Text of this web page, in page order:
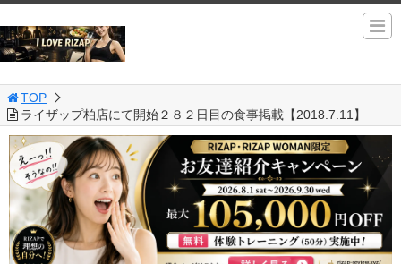
TOP
ライザップ柏店にて開始２８２日目の食事掲載【2018.7.11】